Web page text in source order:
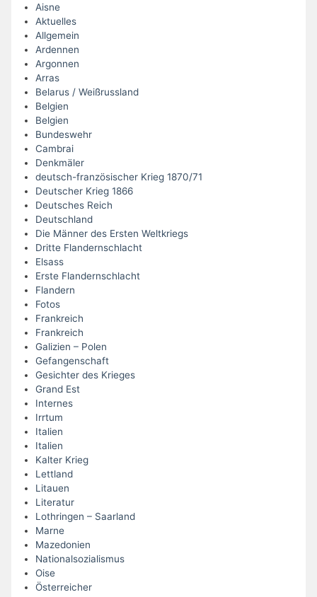
Aisne
Aktuelles
Allgemein
Ardennen
Argonnen
Arras
Belarus / Weißrussland
Belgien
Belgien
Bundeswehr
Cambrai
Denkmäler
deutsch-französischer Krieg 1870/71
Deutscher Krieg 1866
Deutsches Reich
Deutschland
Die Männer des Ersten Weltkriegs
Dritte Flandernschlacht
Elsass
Erste Flandernschlacht
Flandern
Fotos
Frankreich
Frankreich
Galizien – Polen
Gefangenschaft
Gesichter des Krieges
Grand Est
Internes
Irrtum
Italien
Italien
Kalter Krieg
Lettland
Litauen
Literatur
Lothringen – Saarland
Marne
Mazedonien
Nationalsozialismus
Oise
Österreicher